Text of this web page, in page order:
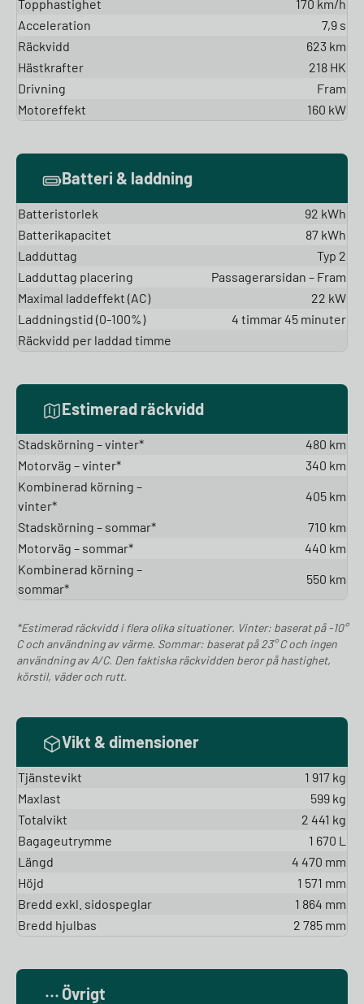
Topphastighet
170 km/h
Acceleration
7,9 s
Räckvidd
623 km
Hästkrafter
218 HK
Drivning
Fram
Motoreffekt
160 kW
Batteri & laddning
Batteristorlek
92 kWh
Batterikapacitet
87 kWh
Ladduttag
Typ 2
Ladduttag placering
Passagerarsidan – Fram
Maximal laddeffekt (AC)
22 kW
Laddningstid (0-100%)
4 timmar 45 minuter
Räckvidd per laddad timme
Estimerad räckvidd
Stadskörning – vinter*
480 km
Motorväg – vinter*
340 km
Kombinerad körning –
vinter*
405 km
Stadskörning – sommar*
710 km
Motorväg – sommar*
440 km
Kombinerad körning –
sommar*
550 km
*Estimerad räckvidd i flera olika situationer. Vinter: baserat på -10°
C och användning av värme. Sommar: baserat på 23° C och ingen
användning av A/C. Den faktiska räckvidden beror på hastighet,
körstil, väder och rutt.
Vikt & dimensioner
Tjänstevikt
1 917 kg
Maxlast
599 kg
Totalvikt
2 441 kg
Bagageutrymme
1 670 L
Längd
4 470 mm
Höjd
1 571 mm
Bredd exkl. sidospeglar
1 864 mm
Bredd hjulbas
2 785 mm
Övrigt